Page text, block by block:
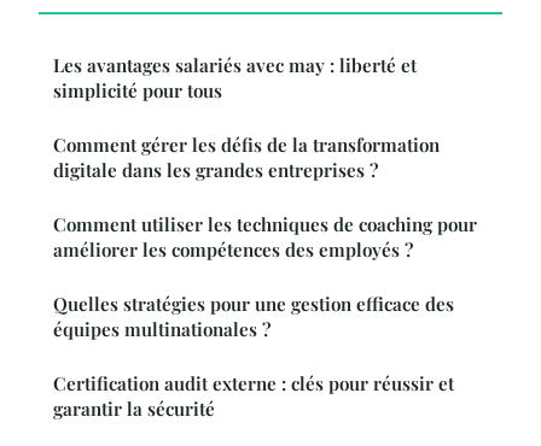
Les avantages salariés avec may : liberté et
simplicité pour tous
Comment gérer les défis de la transformation
digitale dans les grandes entreprises ?
Comment utiliser les techniques de coaching pour
améliorer les compétences des employés ?
Quelles stratégies pour une gestion efficace des
équipes multinationales ?
Certification audit externe : clés pour réussir et
garantir la sécurité